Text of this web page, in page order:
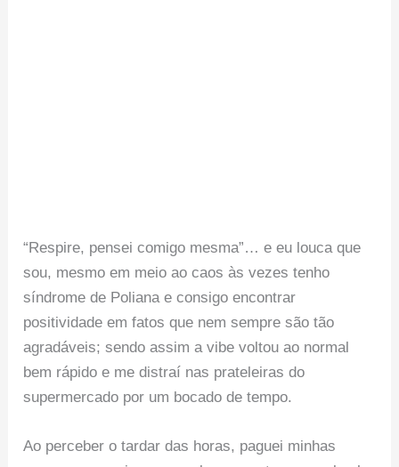
“Respire, pensei comigo mesma”… e eu louca que
sou, mesmo em meio ao caos às vezes tenho
síndrome de Poliana e consigo encontrar
positividade em fatos que nem sempre são tão
agradáveis; sendo assim a vibe voltou ao normal
bem rápido e me distraí nas prateleiras do
supermercado por um bocado de tempo.
Ao perceber o tardar das horas, paguei minhas